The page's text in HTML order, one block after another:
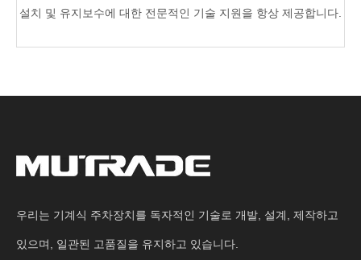
설치 및 유지보수에 대한 전문적인 기술 지원을 항상 제공합니다.
우리는 기계식 주차장치를 독자적인 기술로 개발, 설계, 제작하고
있으며, 일관된 고품질을 유지하고 있습니다.